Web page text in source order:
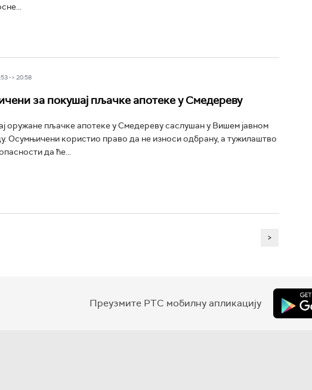
-> 20:58
за покушај пљачке апотеке у Смедереву
оружане пљачке апотеке у Смедереву саслушан у Вишем јавном
Осумњичени користио право да не износи одбрану, а тужилаштво
да ће...
>
Преузмите РТС мобилну апликацију